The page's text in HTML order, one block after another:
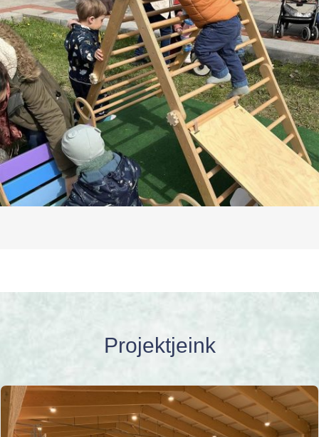
Projektjeink